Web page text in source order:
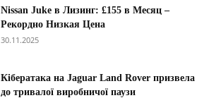
Nissan Juke в Лизинг: £155 в Месяц –
Рекордно Низкая Цена
30.11.2025
Кібератака на Jaguar Land Rover призвела
до тривалої виробничої паузи